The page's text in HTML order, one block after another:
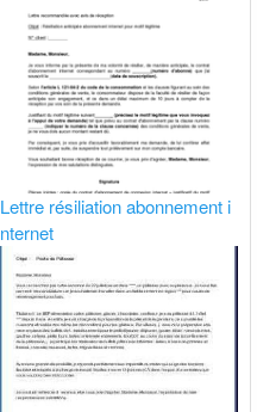
Lettre résiliation abonnement i
nternet